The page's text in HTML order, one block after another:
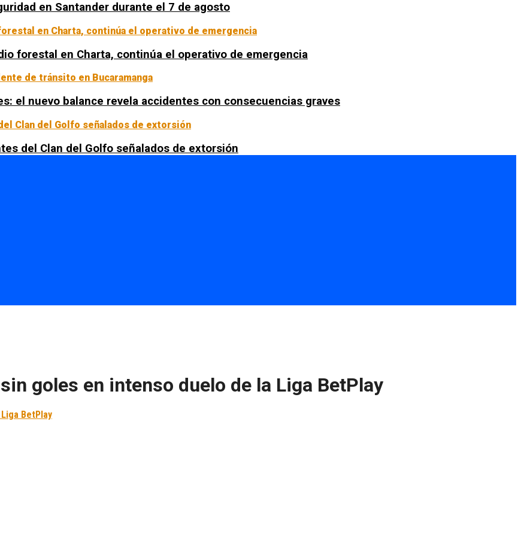
en Santander durante el 7 de agosto
forestal en Charta, continúa el operativo de emergencia
el nuevo balance revela accidentes con consecuencias graves
del Clan del Golfo señalados de extorsión
goles en intenso duelo de la Liga BetPlay